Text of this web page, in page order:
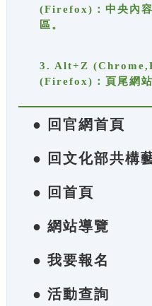
(Firefox)：中央內
區。
3. Alt+Z
(Firefox)：頁尾網站
● 回官網首頁
● 回文化部共構
● 回首頁
● 網站導覽
● 我要報名
● 活動查詢